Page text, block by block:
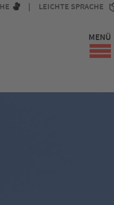
LEICHTE SPRACHE
MENÜ